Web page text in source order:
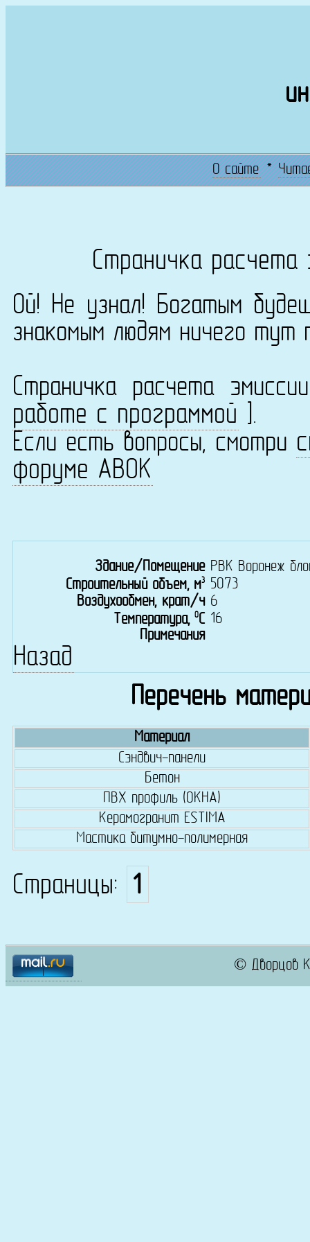
О сайте*
Страничка
Ой! Не узнал! Богатым
знакомым людям ничего тут
Страничка расчета
работе с программой ].
Если есть вопросы, смотри
форуме АВОК
Здание/Помещение РВК Воронеж
Строительный объем, м3
5073
Воздухообмен, крат/ч 6
Температура, 0C 16
Примечания
Назад
Перечень
Материал
Сэндвич-панели
Бетон
ПВХ профиль (ОКНА)
Керамогранит ESTIMA
Мастика битумно-полимерная
Страницы: 1
© Дворцов